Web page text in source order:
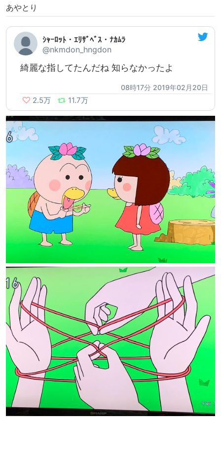
あやとり
ｼｬｰﾛｯﾄ・ｴﾘｻﾞﾍﾞｽ・ﾅｶﾑﾗ
@nkmdon_hngdon
綺麗な指してたんだね 知らなかったよ
08時17分 2019年02月20日
2.5万 11.7万